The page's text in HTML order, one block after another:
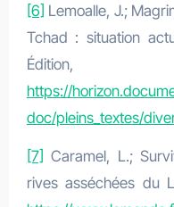
[6] Lemoalle, J.;
Tchad : situation
https://
doc/pleins_textes/
[7] Caramel, L.;
rives asséchées du